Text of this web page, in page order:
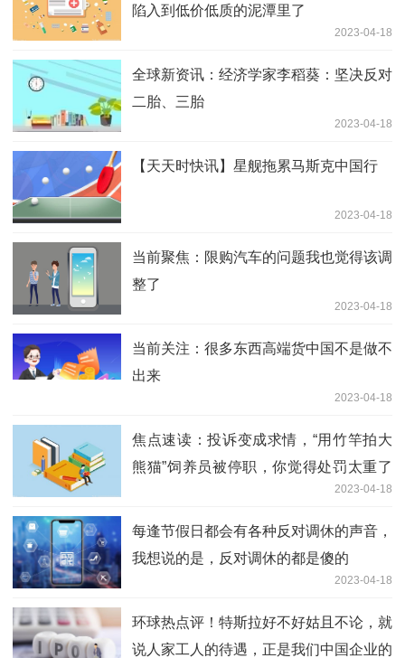
陷入到低价低质的泥潭里了
2023-04-18
全球新资讯：经济学家李稻葵：坚决反对
二胎、三胎
2023-04-18
【天天时快讯】星舰拖累马斯克中国行
2023-04-18
当前聚焦：限购汽车的问题我也觉得该调
整了
2023-04-18
当前关注：很多东西高端货中国不是做不
出来
2023-04-18
焦点速读：投诉变成求情，“用竹竿拍大
熊猫”饲养员被停职，你觉得处罚太重了
2023-04-18
每逢节假日都会有各种反对调休的声音，
我想说的是，反对调休的都是傻的
2023-04-18
环球热点评！特斯拉好不好姑且不论，就
说人家工人的待遇，正是我们中国企业的